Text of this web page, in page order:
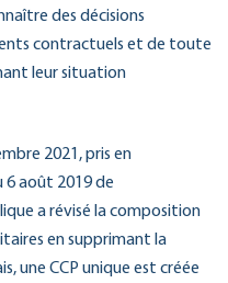
des décisions
contractuels et de toute
leur situation
2021, pris en
6 août 2019 de
a révisé la composition
en supprimant la
une CCP unique est créée